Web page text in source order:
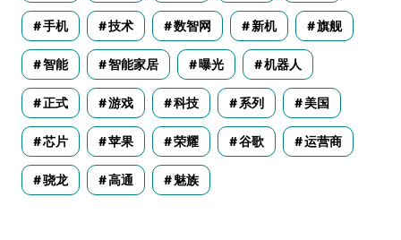
手机 技术 数智网 新机 旗舰
智能 智能家居 曝光 机器人
正式 游戏 科技 系列 美国
芯片 苹果 荣耀 谷歌 运营商
骁龙 高通 魅族